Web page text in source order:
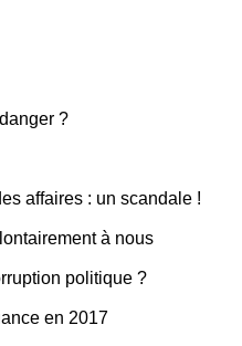
?
affaires : un scandale !
à nous
politique ?
en 2017